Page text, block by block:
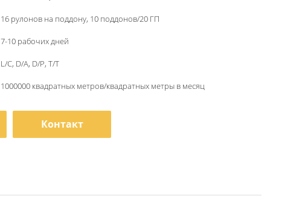
16 рулонов на поддону, 10 поддонов/20 ГП
7-10 рабочих дней
L/C, D/A, D/P, T/T
1000000 квадратных метров/квадратных метры в месяц
Контакт